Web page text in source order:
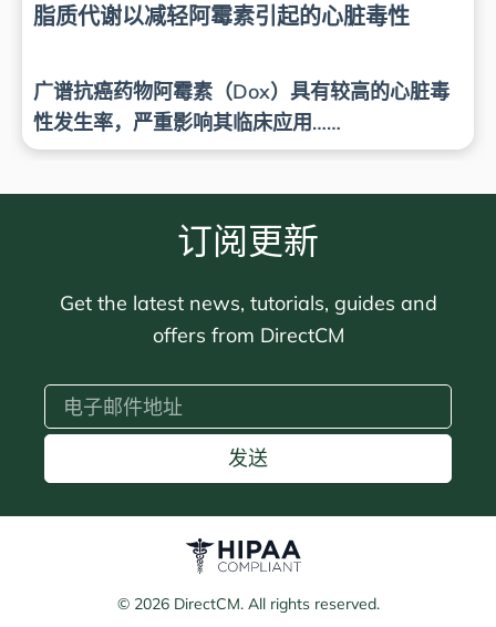
脂质代谢以减轻阿霉素引起的心脏毒性
广谱抗癌药物阿霉素（Dox）具有较高的心脏毒
性发生率，严重影响其临床应用……
订阅更新
Get the latest news, tutorials, guides and
offers from DirectCM
发送
© 2026 DirectCM. All rights reserved.